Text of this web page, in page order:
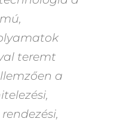
teremt
a